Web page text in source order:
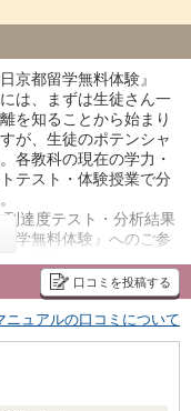
おひとりの現状を徹底
たあなただけのカリキ
受講スタート可能で
京都留学無料体験』
は、まずは生徒さん一
を知ることから始まり
が、生徒のポテンシャ
各教科の現在の学力・
テスト・体験授業で分
達度テスト・分析結果
学無料体験』へのご参
口コミを投稿する
ュアルの口コミについて